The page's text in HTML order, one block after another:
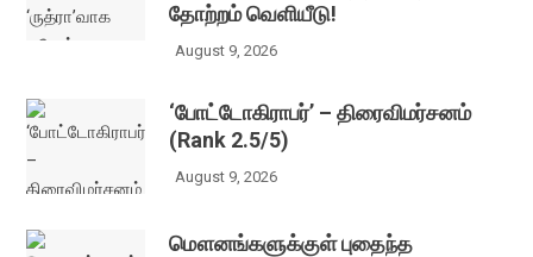
தோற்றம் வெளியீடு!
August 9, 2026
‘போட்டோகிராபர்’ – திரைவிமர்சனம்
(Rank 2.5/5)
August 9, 2026
மௌனங்களுக்குள் புதைந்த